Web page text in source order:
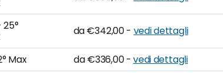
25°
da €342,00 - vedi dettagli
Max da €336,00 - vedi dettagli